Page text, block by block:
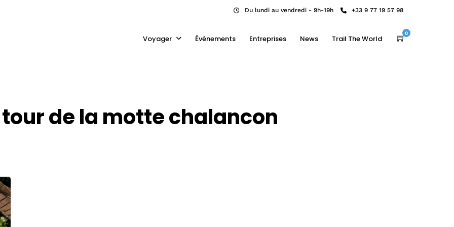
Du lundi au vendredi - 9h-19h +33 9 77 19 57 98
Voyager Événements Entreprises News Trail The World
0
de la motte chalancon